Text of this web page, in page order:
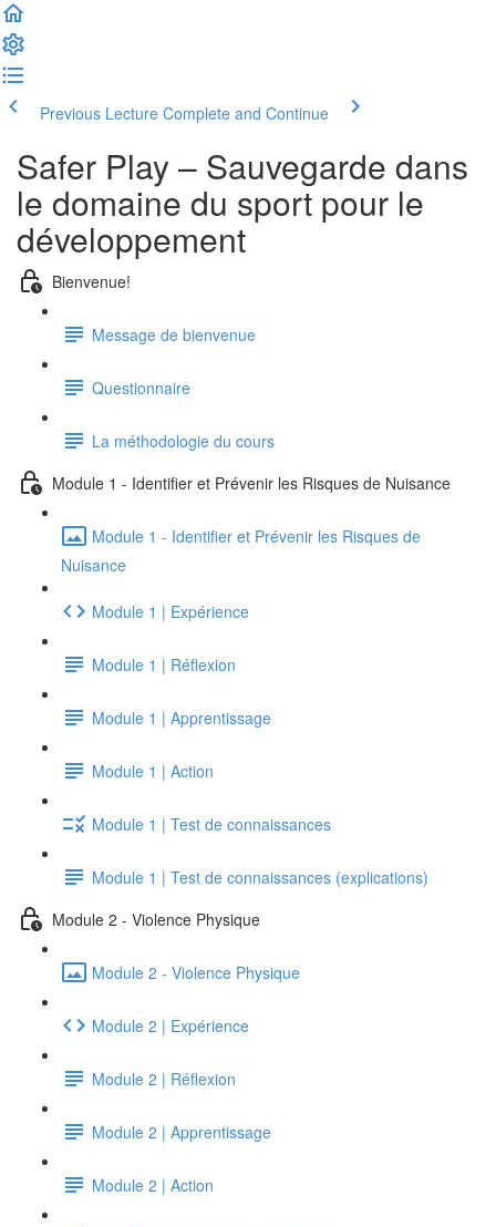
Previous Lecture Complete and Continue
Safer Play – Sauvegarde dans
le domaine du sport pour le
développement
Bienvenue!
Message de bienvenue
Questionnaire
La méthodologie du cours
Module 1 - Identifier et Prévenir les Risques de Nuisance
Module 1 - Identifier et Prévenir les Risques de
Nuisance
Module 1 | Expérience
Module 1 | Réflexion
Module 1 | Apprentissage
Module 1 | Action
Module 1 | Test de connaissances
Module 1 | Test de connaissances (explications)
Module 2 - Violence Physique
Module 2 - Violence Physique
Module 2 | Expérience
Module 2 | Réflexion
Module 2 | Apprentissage
Module 2 | Action